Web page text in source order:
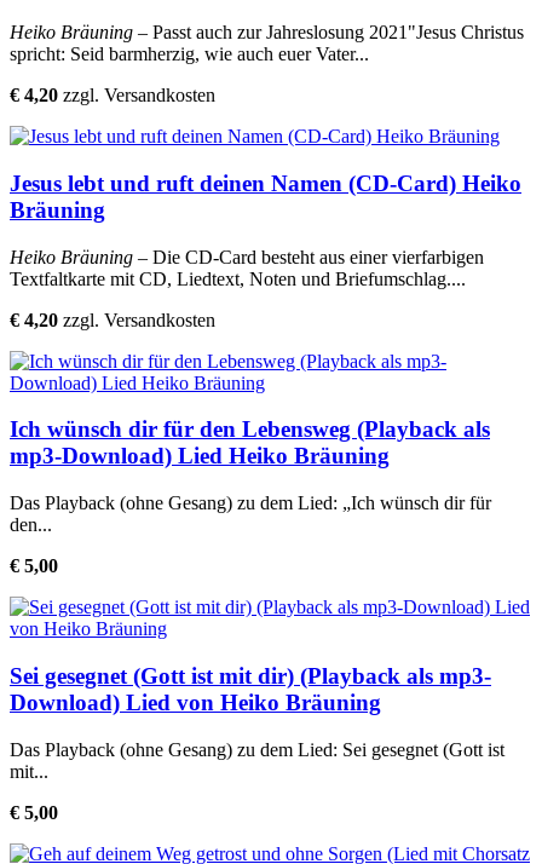
Heiko Bräuning – Passt auch zur Jahreslosung 2021"Jesus Christus
spricht: Seid barmherzig, wie auch euer Vater...
€ 4,20 zzgl. Versandkosten
Jesus lebt und ruft deinen Namen (CD-Card) Heiko
Bräuning
Heiko Bräuning – Die CD-Card besteht aus einer vierfarbigen
Textfaltkarte mit CD, Liedtext, Noten und Briefumschlag....
€ 4,20 zzgl. Versandkosten
Ich wünsch dir für den Lebensweg (Playback als
mp3-Download) Lied Heiko Bräuning
Das Playback (ohne Gesang) zu dem Lied: „Ich wünsch dir für
den...
€ 5,00
Sei gesegnet (Gott ist mit dir) (Playback als mp3-
Download) Lied von Heiko Bräuning
Das Playback (ohne Gesang) zu dem Lied: Sei gesegnet (Gott ist
mit...
€ 5,00